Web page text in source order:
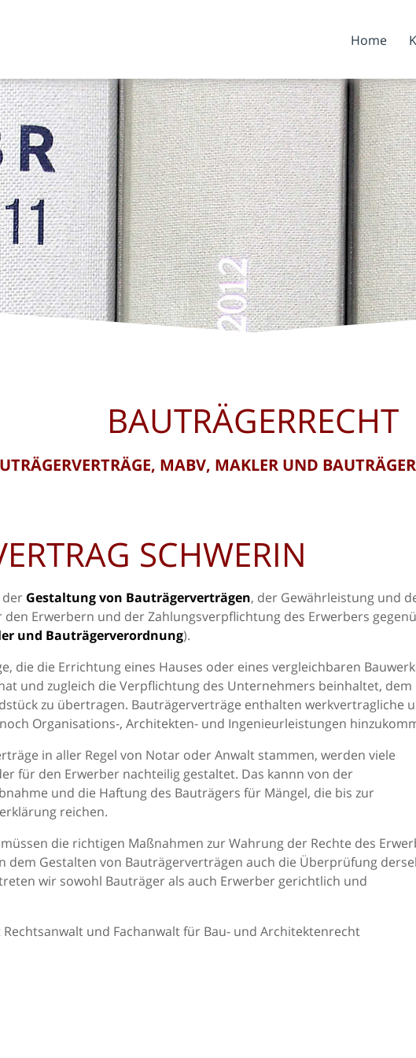
Home
BAUTRÄGERRECHT
MABV, MAKLER UND
SCHWERIN
der Gestaltung von Bauträgerverträgen, der Gewährleistung und
den Erwerbern und der Zahlungsverpflichtung des Erwerbers
und Bauträgerverordnung).
die die Errichtung eines Hauses oder eines vergleichbaren
und zugleich die Verpflichtung des Unternehmers beinhaltet, dem
zu übertragen. Bauträgerverträge enthalten werkvertragliche
Organisations-, Architekten- und Ingenieurleistungen
in aller Regel von Notar oder Anwalt stammen, werden viele
für den Erwerber nachteilig gestaltet. Das kannn von der
und die Haftung des Bauträgers für Mängel, die bis zur
reichen.
die richtigen Maßnahmen zur Wahrung der Rechte des
Gestalten von Bauträgerverträgen auch die Überprüfung
wir sowohl Bauträger als auch Erwerber gerichtlich und
und Fachanwalt für Bau- und Architektenrecht